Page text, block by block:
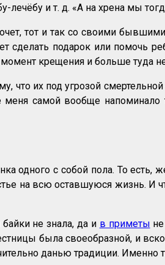
лечёбу и т. д. «А на хрена мы
тот и так со своими
подарок или помочь
крещения и больше туда
их под угрозой
самой вообще напоминало
одного с собой пола. То есть,
на всю оставшуюся жизнь. И
не знала, да и в приметы
была своеобразной, и
данью традиции. Именно